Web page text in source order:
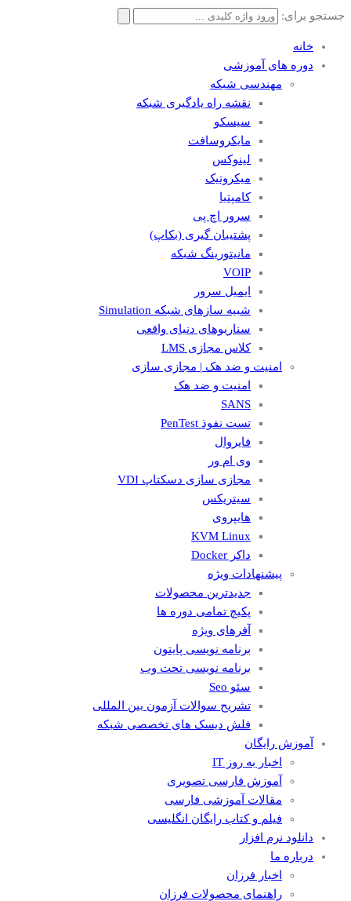
جستجو برای:
خانه
دوره های آموزشی
مهندسی شبکه
نقشه راه یادگیری شبکه
سیسکو
مایکروسافت
لینوکس
میکروتیک
کامپتیا
سرور اچ پی
پشتیبان گیری (بکاپ)
مانيتورينگ شبکه
VOIP
ایمیل سرور
شبیه سازهای شبکه Simulation
سناریوهای دنیای واقعی
کلاس مجازی LMS
امنیت و ضد هک | مجازی سازی
امنیت و ضد هک
SANS
تست نفوذ PenTest
فایروال
وی ام ور
مجازی سازی دسکتاپ VDI
سیتریکس
هایپروی
KVM Linux
داکر Docker
پیشنهادات ویژه
جدیدترین محصولات
پکیچ تمامی دوره ها
آفرهای ویژه
برنامه نویسی پایتون
برنامه نویسی تحت وب
سئو Seo
تشریح سوالات آزمون بین المللی
فلش دیسک های تخصصی شبکه
آموزش رایگان
اخبار به روز IT
آموزش فارسی تصویری
مقالات آموزشی فارسی
فیلم و کتاب رایگان انگلیسی
دانلود نرم افزار
درباره ما
اخبار فرزان
راهنمای محصولات فرزان